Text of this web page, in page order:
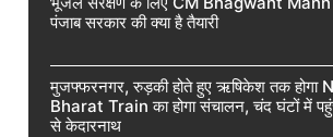
पंजाब सरकार की क्या है तैयारी
मुजफ्फरनगर, रुड़की होते हुए ऋषिकेश तक होगा
Bharat Train का होगा संचालन, चंद घंटों में
से केदारनाथ